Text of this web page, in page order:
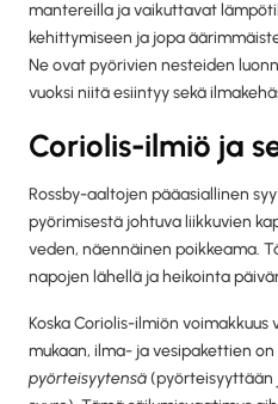
mantereilla ja vaikuttavat
kehittymiseen ja jopa
Ne ovat pyörivien nesteiden
vuoksi niitä esiintyy sekä
Coriolis-ilmiö ja
Rossby-aaltojen pääasiallinen
pyörimisestä johtuva liikkuvien
veden, näennäinen poikkeama.
napojen lähellä ja heikointa
Koska Coriolis-ilmiön
mukaan, ilma- ja vesipakettien
pyörteisyytensä(pyörteisyyttään